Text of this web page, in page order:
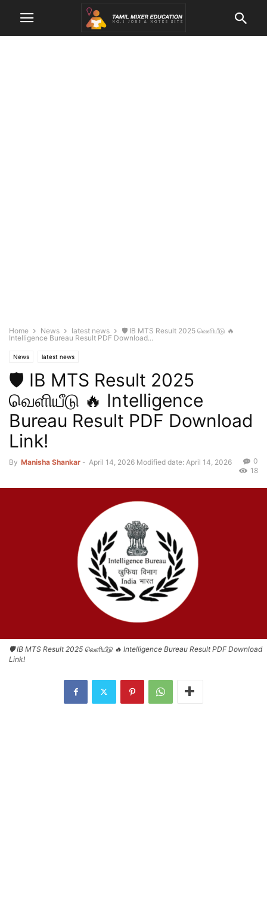
Home News latest news
🛡️ IB MTS Result 2025 வெளியீடு 🔥
Intelligence Bureau Result PDF Download...
News latest news
🛡️ IB MTS Result 2025
வெளியீடு 🔥 Intelligence
Bureau Result PDF Download
Link!
By Manisha Shankar - April 14, 2026 Modified date: April 14, 2026
0
18
🛡️ IB MTS Result 2025 வெளியீடு 🔥 Intelligence Bureau Result PDF Download
Link!